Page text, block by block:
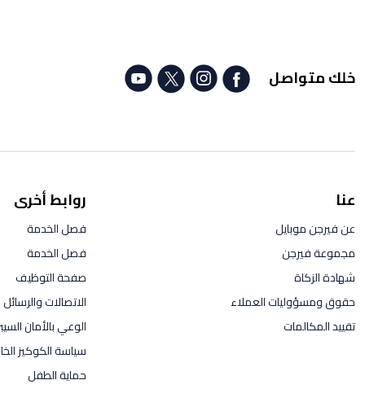
خلك متواصل
عنا
عن فيرجن موبايل
مجموعة فيرجن
شهادة الزكاة
حقوق ومسؤوليات العملاء
تقييد المكالمات
روابط أخرى
فصل الخدمة
فصل الخدمة
صفحة التوظيف
الاتصالات والرسائل
الوعي بالأمان
سياسة الكوكيز
حماية الطفل